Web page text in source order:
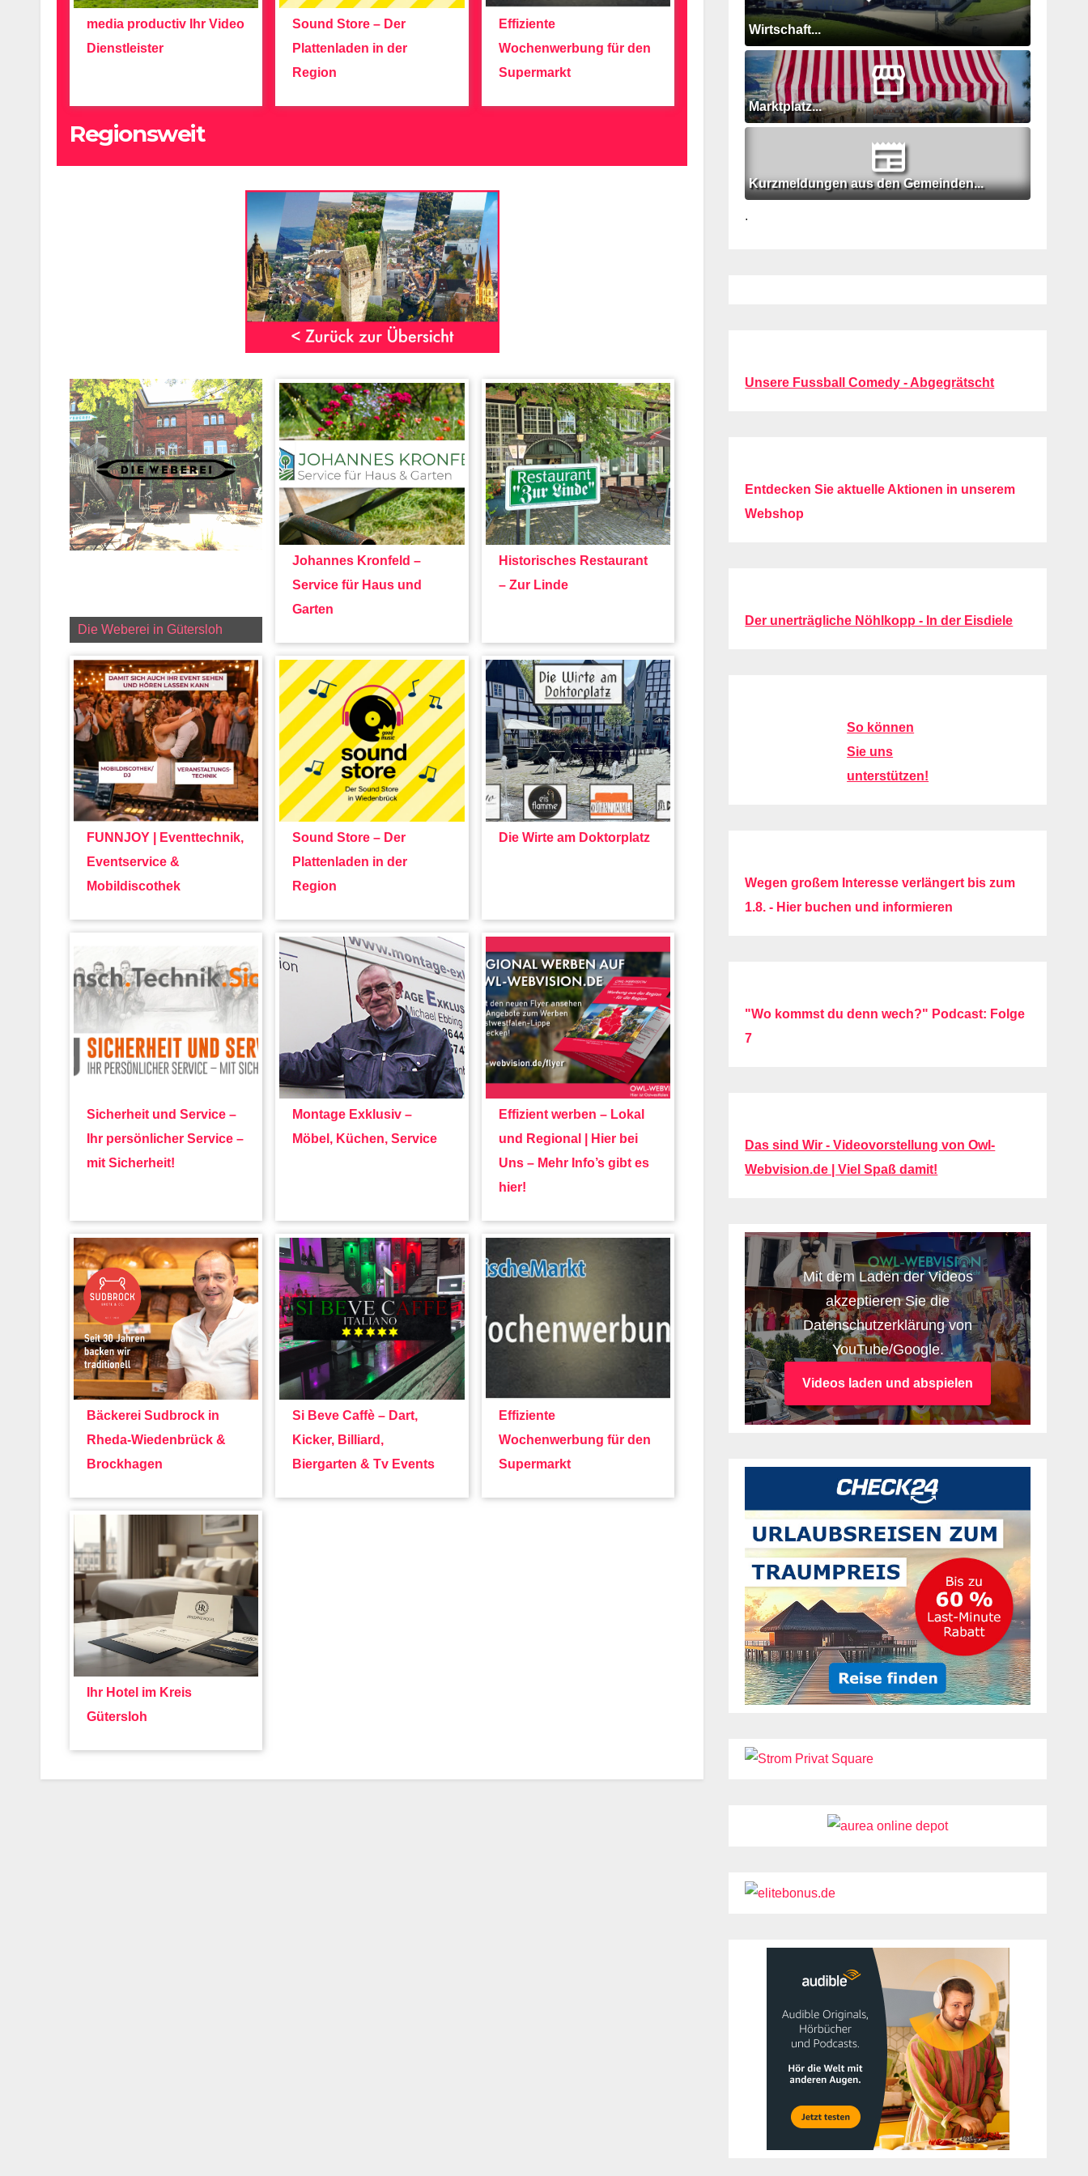
media productiv Ihr Video
Dienstleister
Sound Store – Der
Plattenladen in der
Region
Effiziente
Wochenwerbung für den
Supermarkt
Regionsweit
Die Weberei in Gütersloh
Johannes Kronfeld –
Service für Haus und
Garten
Historisches Restaurant
– Zur Linde
FUNNJOY | Eventtechnik,
Eventservice &
Mobildiscothek
Sound Store – Der
Plattenladen in der
Region
Die Wirte am Doktorplatz
Sicherheit und Service –
Ihr persönlicher Service –
mit Sicherheit!
Montage Exklusiv –
Möbel, Küchen, Service
Effizient werben – Lokal
und Regional | Hier bei
Uns – Mehr Info’s gibt es
hier!
Bäckerei Sudbrock in
Rheda-Wiedenbrück &
Brockhagen
Si Beve Caffè – Dart,
Kicker, Billiard,
Biergarten & Tv Events
Effiziente
Wochenwerbung für den
Supermarkt
Ihr Hotel im Kreis
Gütersloh
Wirtschaft...
Marktplatz...
Kurzmeldungen aus den Gemeinden...
.
Unsere Fussball Comedy - Abgegrätscht
Entdecken Sie aktuelle Aktionen in unserem
Webshop
Der unerträgliche Nöhlkopp - In der Eisdiele
So können
Sie uns
unterstützen!
Wegen großem Interesse verlängert bis zum
1.8. - Hier buchen und informieren
"Wo kommst du denn wech?" Podcast: Folge
7
Das sind Wir - Videovorstellung von Owl-
Webvision.de | Viel Spaß damit!
Mit dem Laden der Videos
akzeptieren Sie die
Datenschutzerklärung von
YouTube/Google.
Videos laden und abspielen